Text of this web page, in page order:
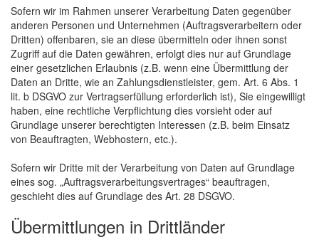
Sofern wir im Rahmen unserer Verarbeitung Daten gegenüber
anderen Personen und Unternehmen (Auftragsverarbeitern oder
Dritten) offenbaren, sie an diese übermitteln oder ihnen sonst
Zugriff auf die Daten gewähren, erfolgt dies nur auf Grundlage
einer gesetzlichen Erlaubnis (z.B. wenn eine Übermittlung der
Daten an Dritte, wie an Zahlungsdienstleister, gem. Art. 6 Abs. 1
lit. b DSGVO zur Vertragserfüllung erforderlich ist), Sie eingewilligt
haben, eine rechtliche Verpflichtung dies vorsieht oder auf
Grundlage unserer berechtigten Interessen (z.B. beim Einsatz
von Beauftragten, Webhostern, etc.).
Sofern wir Dritte mit der Verarbeitung von Daten auf Grundlage
eines sog. „Auftragsverarbeitungsvertrages“ beauftragen,
geschieht dies auf Grundlage des Art. 28 DSGVO.
Übermittlungen in Drittländer